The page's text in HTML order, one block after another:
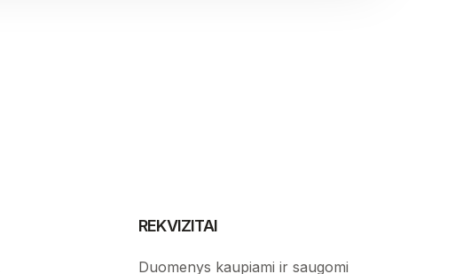
REKVIZITAI
Duomenys kaupiami ir saugomi